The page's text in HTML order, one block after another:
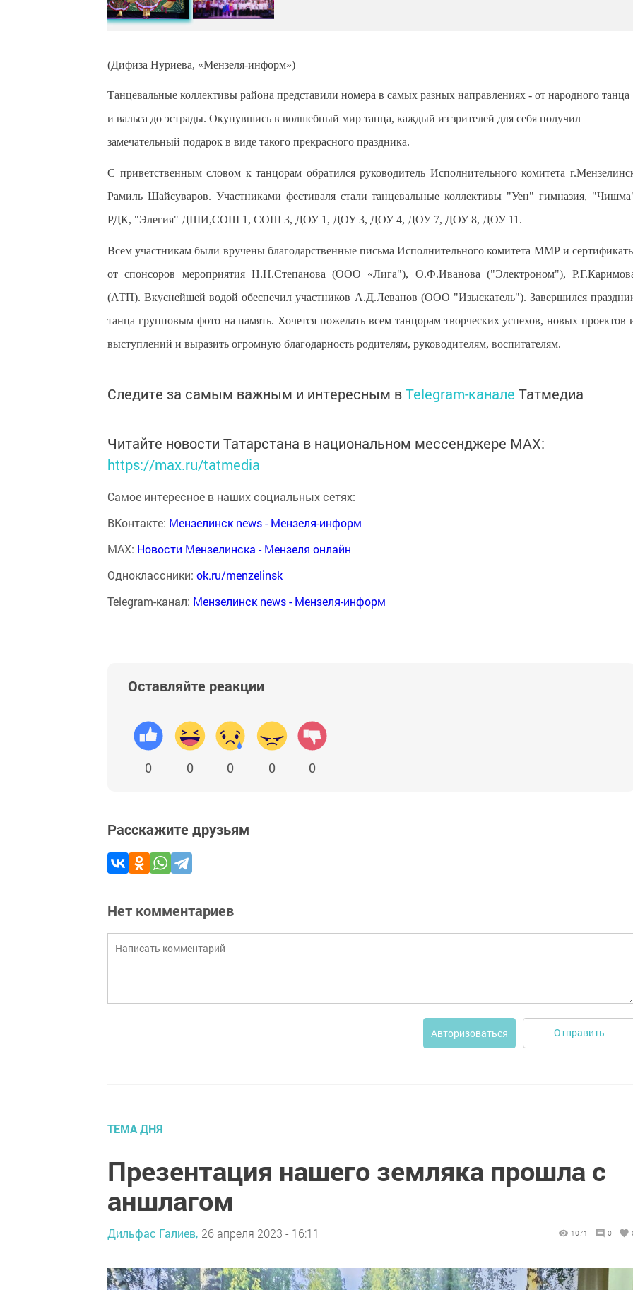
(Дифиза Нуриева, «Мензеля-информ»)
Танцевальные коллективы района представили номера в самых разных направлениях - от народного танца
и вальса до эстрады. Окунувшись в волшебный мир танца, каждый из зрителей для себя получил
замечательный подарок в виде такого прекрасного праздника.
С приветственным словом к танцорам обратился руководитель Исполнительного комитета
Рамиль Шайсуваров. Участниками фестиваля стали танцевальные коллективы "Уен"гимназия,
РДК, "Элегия" ДШИ,СОШ 1, СОШ 3, ДОУ 1, ДОУ 3, ДОУ 4, ДОУ 7, ДОУ 8, ДОУ 11.
Всем участникам были вручены благодарственные письма Исполнительного комитета ММР и
от спонсоров мероприятия Н.Н.Степанова (ООО «Лига"), О.Ф.Иванова ("Электроном"),
(АТП). Вкуснейшей водой обеспечил участников А.Д.Леванов (ООО "Изыскатель"). Завершился
танца групповым фото на память. Хочется пожелать всем танцорам творческих успехов, новых проектов
выступлений и выразить огромную благодарность родителям, руководителям, воспитателям.
Следите за самым важным и интересным вTelegram-канале Татмедиа
Читайте новости Татарстана в национальном мессенджере MАХ:
https://max.ru/tatmedia
Самое интересное в наших социальных сетях:
ВКонтакте: Мензелинск news - Мензеля-информ
MAX: Новости Мензелинска - Мензеля онлайн
Одноклассники: ok.ru/menzelinsk
Telegram-канал: Мензелинск news - Мензеля-информ
Оставляйте реакции
0 0 0 0 0
Расскажите друзьям
Нет комментариев
Авторизоваться Отправить
ТЕМА ДНЯ
Презентация нашего земляка прошла с
аншлагом
Дильфас Галиев, 26 апреля 2023 - 16:11 1071 0